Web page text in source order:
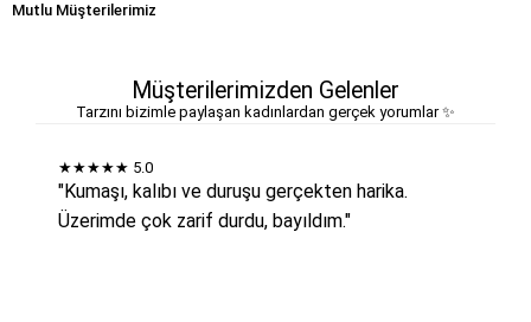
Mutlu Müşterilerimiz
Müşterilerimizden Gelenler
Tarzını bizimle paylaşan kadınlardan gerçek yorumlar ✨
★★★★★ 5.0
"Kumaşı, kalıbı ve duruşu gerçekten harika.
Üzerimde çok zarif durdu, bayıldım."